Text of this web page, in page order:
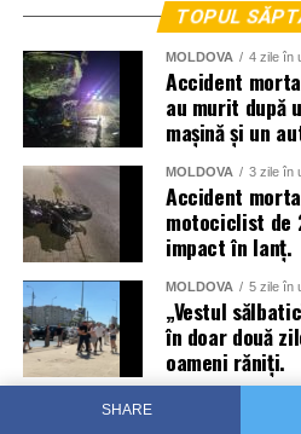
SHARE
TOPUL
MOLDOVA 4 zile în
Accident
au murit după
mașină și un
MOLDOVA 3 zile în
Accident
motociclist de
impact în lanț.
MOLDOVA 5 zile în
„Vestul
în doar două
oameni răniți.